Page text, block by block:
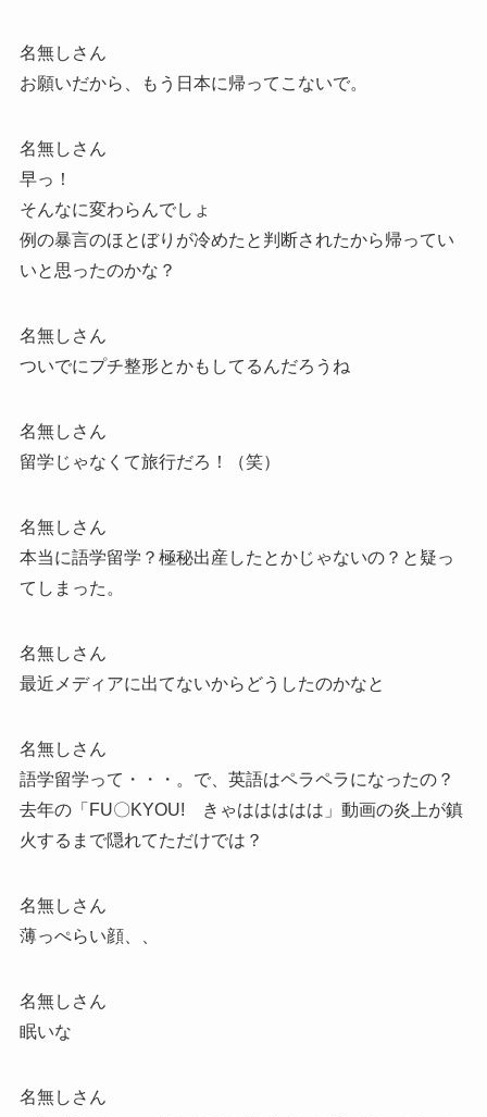
名無しさん
お願いだから、もう日本に帰ってこないで。
名無しさん
早っ！
そんなに変わらんでしょ
例の暴言のほとぼりが冷めたと判断されたから帰ってい
いと思ったのかな？
名無しさん
ついでにプチ整形とかもしてるんだろうね
名無しさん
留学じゃなくて旅行だろ！（笑）
名無しさん
本当に語学留学？極秘出産したとかじゃないの？と疑っ
てしまった。
名無しさん
最近メディアに出てないからどうしたのかなと
名無しさん
語学留学って・・・。で、英語はペラペラになったの？
去年の「FU〇KYOU! きゃははははは」動画の炎上が鎮
火するまで隠れてただけでは？
名無しさん
薄っぺらい顔、、
名無しさん
眠いな
名無しさん